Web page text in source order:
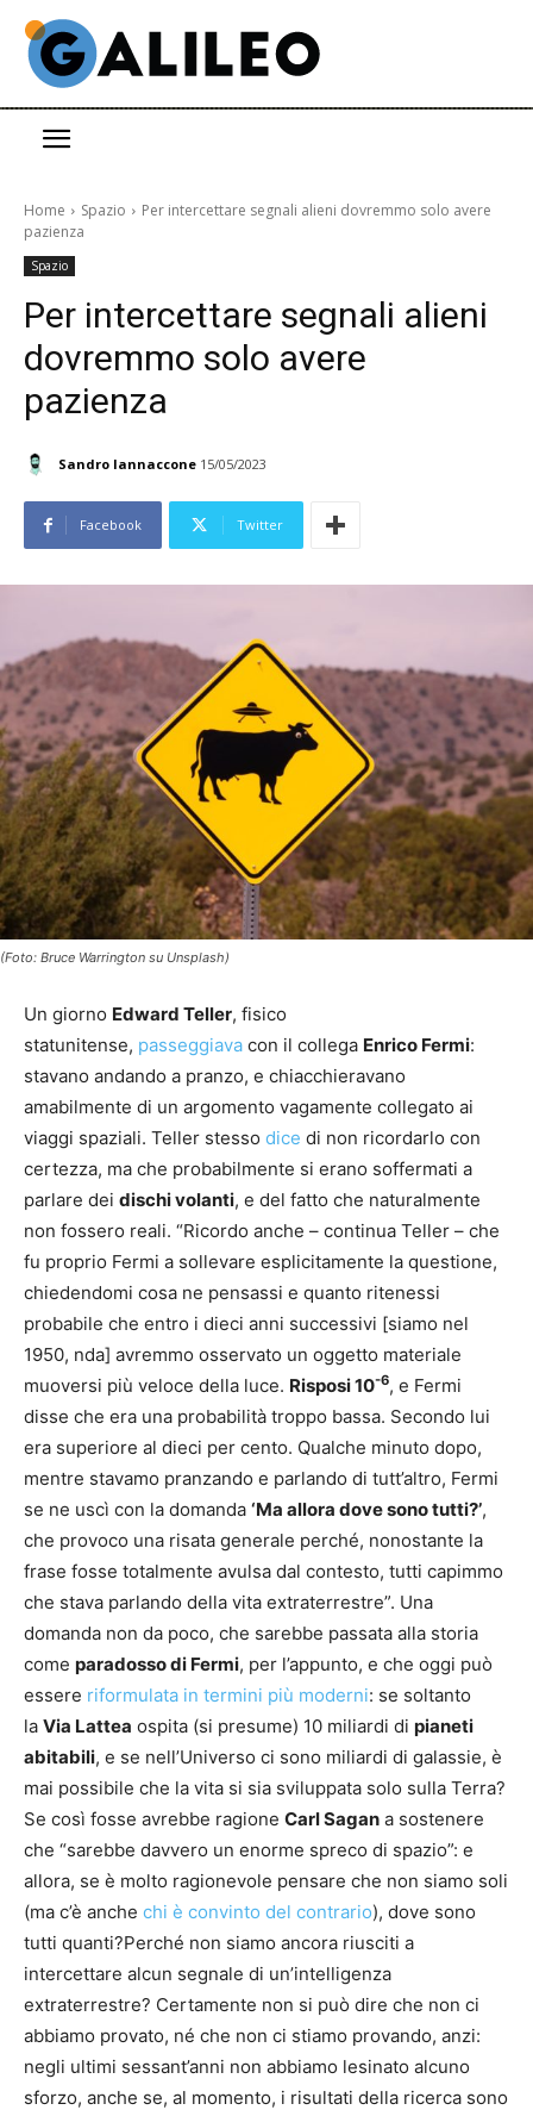
Home Spazio
Per intercettare segnali alieni dovremmo solo avere
pazienza
Spazio
Per intercettare segnali alieni
dovremmo solo avere
pazienza
Sandro Iannaccone 15/05/2023
Facebook Twitter
(Foto: Bruce Warrington su Unsplash)
Un giorno Edward Teller, fisico
statunitense, passeggiava con il collega Enrico Fermi:
stavano andando a pranzo, e chiacchieravano
amabilmente di un argomento vagamente collegato ai
viaggi spaziali. Teller stesso dice di non ricordarlo con
certezza, ma che probabilmente si erano soffermati a
parlare dei dischi volanti, e del fatto che naturalmente
non fossero reali. “Ricordo anche – continua Teller – che
fu proprio Fermi a sollevare esplicitamente la questione,
chiedendomi cosa ne pensassi e quanto ritenessi
probabile che entro i dieci anni successivi [siamo nel
1950, nda] avremmo osservato un oggetto materiale
muoversi più veloce della luce. Risposi 10-6, e Fermi
disse che era una probabilità troppo bassa. Secondo lui
era superiore al dieci per cento. Qualche minuto dopo,
mentre stavamo pranzando e parlando di tutt’altro, Fermi
se ne uscì con la domanda ‘Ma allora dove sono tutti?’,
che provoco una risata generale perché, nonostante la
frase fosse totalmente avulsa dal contesto, tutti capimmo
che stava parlando della vita extraterrestre”. Una
domanda non da poco, che sarebbe passata alla storia
come paradosso di Fermi, per l’appunto, e che oggi può
essere riformulata in termini più moderni: se soltanto
la Via Lattea ospita (si presume) 10 miliardi di pianeti
abitabili, e se nell’Universo ci sono miliardi di galassie, è
mai possibile che la vita si sia sviluppata solo sulla Terra?
Se così fosse avrebbe ragione Carl Sagan a sostenere
che “sarebbe davvero un enorme spreco di spazio”: e
allora, se è molto ragionevole pensare che non siamo soli
(ma c’è anche chi è convinto del contrario), dove sono
tutti quanti?Perché non siamo ancora riusciti a
intercettare alcun segnale di un’intelligenza
extraterrestre? Certamente non si può dire che non ci
abbiamo provato, né che non ci stiamo provando, anzi:
negli ultimi sessant’anni non abbiamo lesinato alcuno
sforzo, anche se, al momento, i risultati della ricerca sono